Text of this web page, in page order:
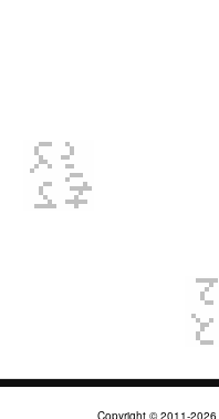
Copyright © 2011-2026